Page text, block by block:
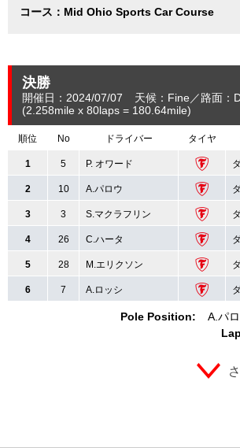
コース：Mid Ohio Sports Car Course
決勝
開催日：2024/07/07 天候：Fine 路面：
(2.258mile x 80laps = 180.64mile)
順位 No ドライバー タイヤ
Pole Position: A.パ
1 5 P. オワード
2 10 A.パロウ
3 3 S.マクラフリン
4 26 C.ハータ
5 28 M.エリクソン
6 7 A.ロッシ